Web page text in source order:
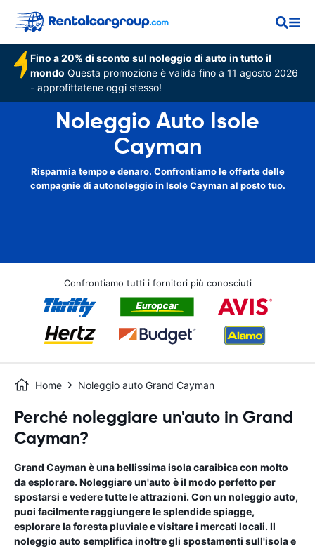
Fino a 20% di sconto sul noleggio di auto in tutto il
mondo Questa promozione è valida fino a 11 agosto 2026
- approfittatene oggi stesso!
Noleggio Auto Isole
Cayman
Risparmia tempo e denaro. Confrontiamo le offerte delle
compagnie di autonoleggio in Isole Cayman al posto tuo.
Confrontiamo tutti i fornitori più conosciuti
Home Noleggio auto Grand Cayman
Perché noleggiare un'auto in Grand
Cayman?
Grand Cayman è una bellissima isola caraibica con molto
da esplorare. Noleggiare un'auto è il modo perfetto per
spostarsi e vedere tutte le attrazioni. Con un noleggio auto,
puoi facilmente raggiungere le splendide spiagge,
esplorare la foresta pluviale e visitare i mercati locali. Il
noleggio auto semplifica inoltre gli spostamenti sull'isola e